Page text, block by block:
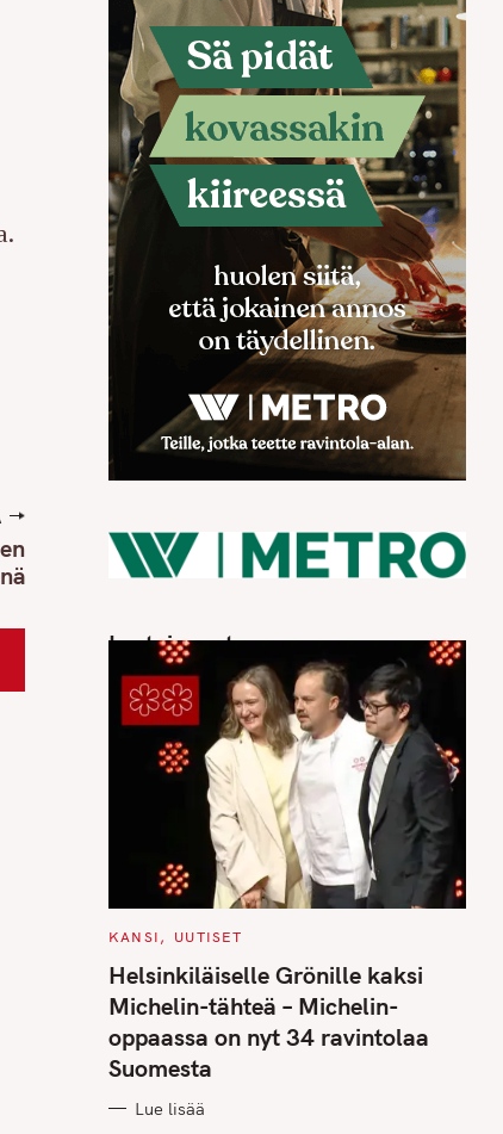
Luetuimmat
C
T
E
G
O
I
E
S
KANSI UUTISET
Helsinkiläiselle Grönille kaksi
Michelin-tähteä – Michelin-
oppaassa on nyt 34 ravintolaa
Suomesta
Lue lisää